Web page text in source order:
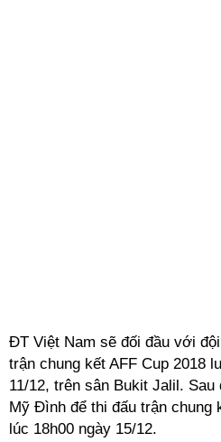
ĐT Việt Nam sẽ đối đầu với
trận chung kết AFF Cup 2018
11/12, trên sân Bukit Jalil.
Mỹ Đình để thi đấu trận chung
lúc 18h00 ngày 15/12.